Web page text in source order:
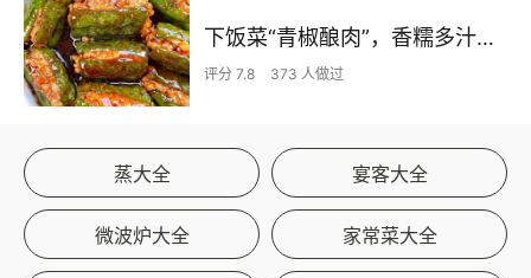
下饭菜“青椒酿肉”，香糯多汁鲜嫩下饭
评分 7.8 373 人做过
蒸大全 宴客大全
微波炉大全 家常菜大全